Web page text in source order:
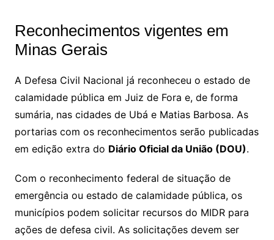
Reconhecimentos vigentes em
Minas Gerais
A Defesa Civil Nacional já reconheceu o estado de
calamidade pública em Juiz de Fora e, de forma
sumária, nas cidades de Ubá e Matias Barbosa. As
portarias com os reconhecimentos serão publicadas
em edição extra do Diário Oficial da União (DOU).
Com o reconhecimento federal de situação de
emergência ou estado de calamidade pública, os
municípios podem solicitar recursos do MIDR para
ações de defesa civil. As solicitações devem ser